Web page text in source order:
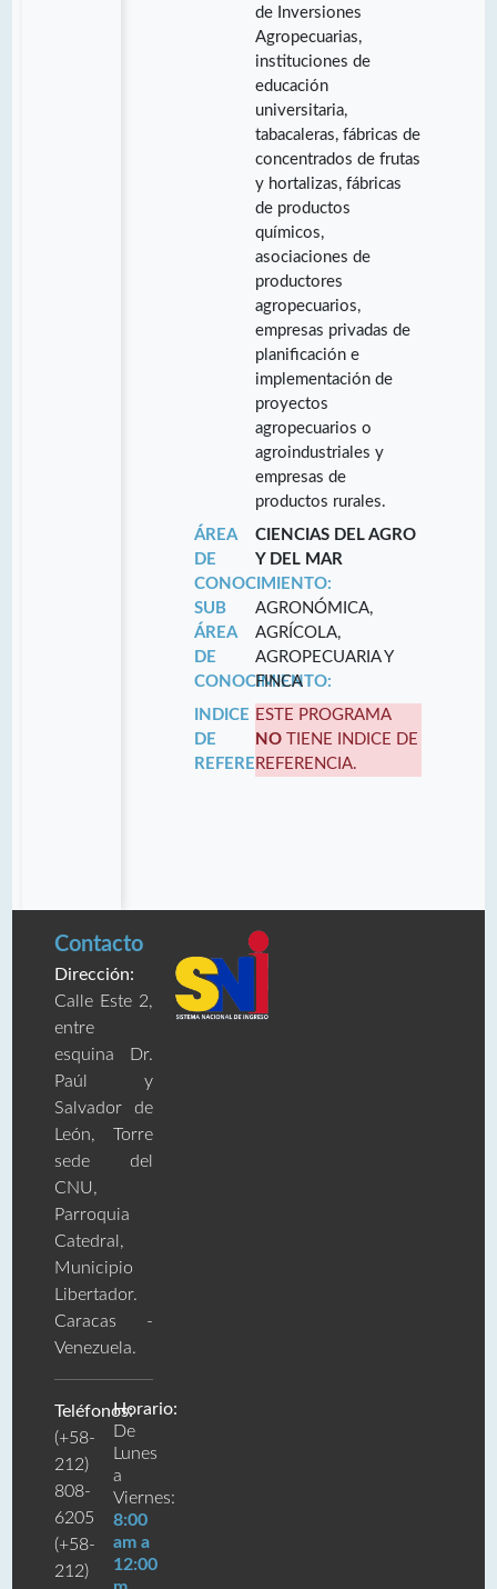
de Inversiones
Agropecuarias,
instituciones de
educación
universitaria,
tabacaleras, fábricas de
concentrados de frutas
y hortalizas, fábricas
de productos
químicos,
asociaciones de
productores
agropecuarios,
empresas privadas de
planificación e
implementación de
proyectos
agropecuarios o
agroindustriales y
empresas de
productos rurales.
ÁREA
DE
CONOCIMIENTO:
CIENCIAS DEL AGRO
Y DEL MAR
SUB
ÁREA
DE
CONOCIMIENTO:
AGRONÓMICA,
AGRÍCOLA,
AGROPECUARIA Y
FINCA
INDICE
DE
REFERENCIA:
ESTE PROGRAMA
NO TIENE INDICE DE
REFERENCIA.
Contacto
Dirección:
Calle Este 2,
entre
esquina Dr.
Paúl y
Salvador de
León, Torre
sede del
CNU,
Parroquia
Catedral,
Municipio
Libertador.
Caracas -
Venezuela.
Teléfonos:
(+58-
212)
808-
6205
(+58-
212)
Horario:
De
Lunes
a
Viernes:
8:00
am a
12:00